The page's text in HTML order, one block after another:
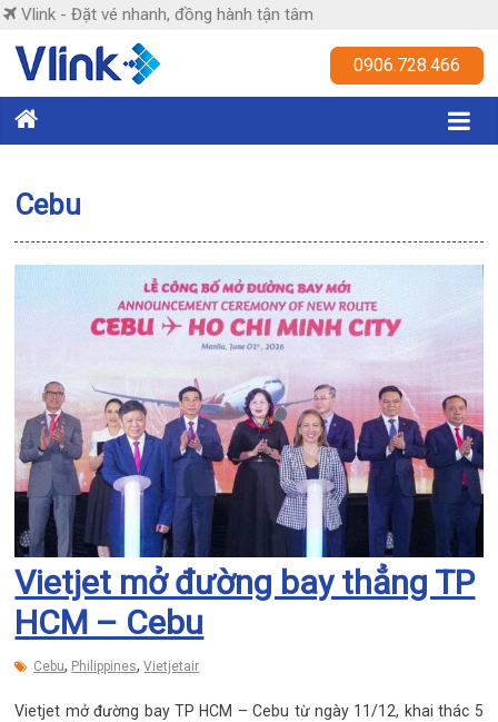
Skip
content
Vlink - Đặt vé nhanh, đồng hành tận tâm
Vlink
nhanh,
đồng
hành
tận
tâm
0906.728.466
Cebu
Vietjet mở đường bay thẳng TP
HCM – Cebu
Cebu, Philippines,Vietjetair
Vietjet mở đường bay TP HCM – Cebu từ ngày 11/12, khai thác 5